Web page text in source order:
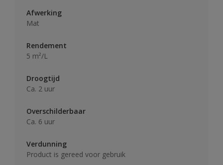
Afwerking
Mat
Rendement
5 m²/L
Droogtijd
Ca. 2 uur
Overschilderbaar
Ca. 6 uur
Verdunning
Product is gereed voor gebruik